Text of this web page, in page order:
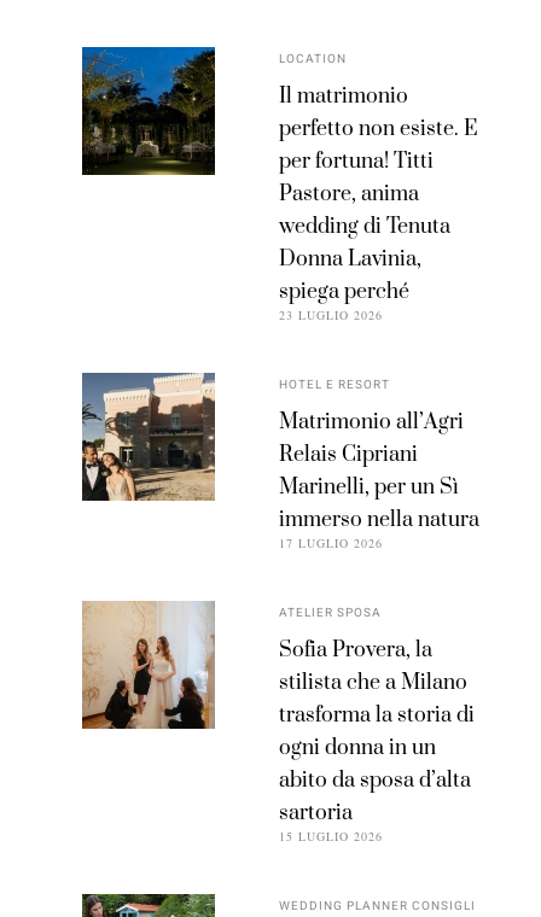
LOCATION
Il matrimonio
perfetto non esiste. E
per fortuna! Titti
Pastore, anima
wedding di Tenuta
Donna Lavinia,
spiega perché
23 LUGLIO 2026
HOTEL E RESORT
Matrimonio all’Agri
Relais Cipriani
Marinelli, per un Sì
immerso nella natura
17 LUGLIO 2026
ATELIER SPOSA
Sofia Provera, la
stilista che a Milano
trasforma la storia di
ogni donna in un
abito da sposa d’alta
sartoria
15 LUGLIO 2026
WEDDING PLANNER CONSIGLI